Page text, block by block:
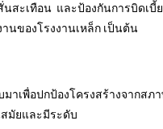
ะเทือน และป้องกันการบิดเบี้
นของโรงงานเหล็ก เป็นต้น
มาเพื่อปกป้องโครงสร้างจาก
มัยและมีระดับ